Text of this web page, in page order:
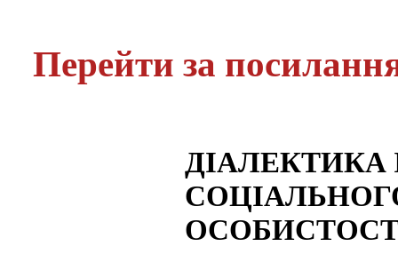
Перейти за
ДІАЛЕКТИКА